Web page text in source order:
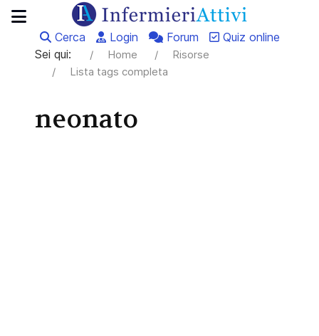
Cerca Login Forum
Quiz online
Sei qui:
Home
Risorse
Lista tags completa
neonato